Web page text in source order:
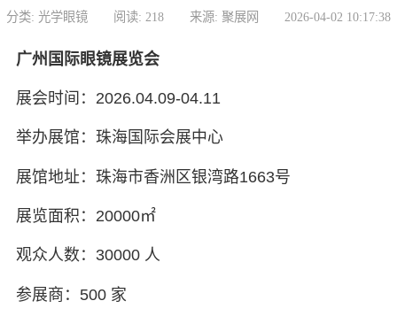
分类: 光学眼镜 阅读: 218 来源: 聚展网 2026-04-02 10:17:38
广州国际眼镜展览会
展会时间：2026.04.09-04.11
举办展馆：珠海国际会展中心
展馆地址：珠海市香洲区银湾路1663号
展览面积：20000㎡
观众人数：30000 人
参展商：500 家